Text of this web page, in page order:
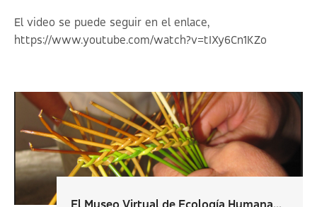
El video se puede seguir en el enlace,
https://www.youtube.com/watch?v=tIXy6Cn1KZo